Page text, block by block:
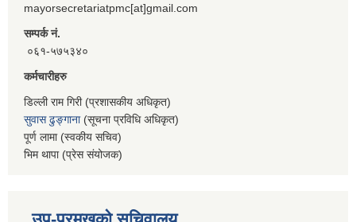
mayorsecretariatpmc[at]gmail.com
सम्पर्क नं.
०६१-५७५३४०
कर्मचारीहरु
डिल्ली राम गिरी (प्रशासकीय अधिकृत)
सुवास ढुङ्गाना(सूचना प्रविधि अधिकृत)
पूर्ण लामा (स्वकीय सचिव)
भिम थापा (प्रेस संयोजक)